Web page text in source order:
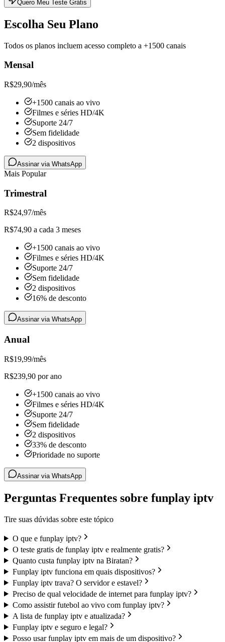
Quero Meu Teste Grátis
Escolha Seu Plano
Todos os planos incluem acesso completo a +1500 canais
Mensal
R$29,90/mês
+1500 canais ao vivo
Filmes e séries HD/4K
Suporte 24/7
Sem fidelidade
2 dispositivos
Assinar via WhatsApp
Mais Popular
Trimestral
R$24,97/mês
R$74,90 a cada 3 meses
+1500 canais ao vivo
Filmes e séries HD/4K
Suporte 24/7
Sem fidelidade
2 dispositivos
16% de desconto
Assinar via WhatsApp
Anual
R$19,99/mês
R$239,90 por ano
+1500 canais ao vivo
Filmes e séries HD/4K
Suporte 24/7
Sem fidelidade
2 dispositivos
33% de desconto
Prioridade no suporte
Assinar via WhatsApp
Perguntas Frequentes sobre funplay iptv
Tire suas dúvidas sobre este tópico
O que e funplay iptv?
O teste gratis de funplay iptv e realmente gratis?
Quanto custa funplay iptv na Biratan?
Funplay iptv funciona em quais dispositivos?
Funplay iptv trava? O servidor e estavel?
Preciso de qual velocidade de internet para funplay iptv?
Como assistir futebol ao vivo com funplay iptv?
A lista de funplay iptv e atualizada?
Funplay iptv e seguro e legal?
Posso usar funplay iptv em mais de um dispositivo?